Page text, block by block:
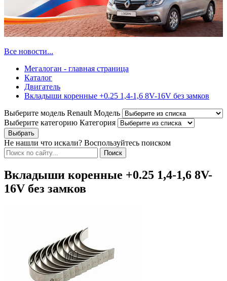
Все новости...
Мегалоган - главная страница
Каталог
Двигатель
Вкладыши коренные +0.25 1,4-1,6 8V-16V без замков
Выберите модель Renault Модель
Выберите категорию Категория
Не нашли что искали? Воспользуйтесь поиском
Вкладыши коренные +0.25 1,4-1,6 8V-
16V без замков